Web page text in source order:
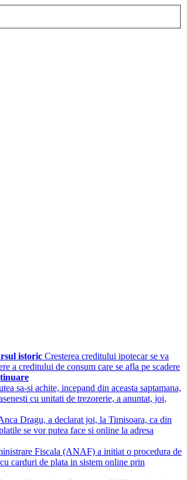
istoric Cresterea creditului ipotecar se va
a creditului de consum care se afla pe scadere
sa-si achite, incepand din aceasta saptamana,
cu unitati de trezorerie, a anuntat, joi,
Dragu, a declarat joi, la Timisoara, ca din
se vor putea face si online la adresa
Fiscala (ANAF) a initiat o procedura de
carduri de plata in sistem online prin